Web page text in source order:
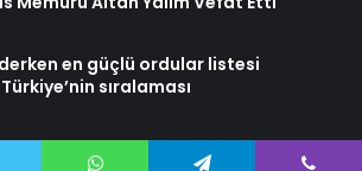
en güçlü ordular listesi
sıralaması